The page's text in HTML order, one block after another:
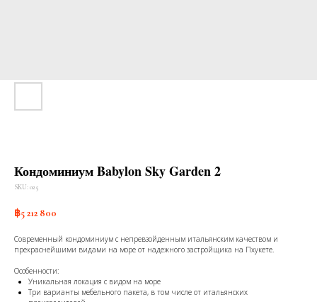
Кондоминиум Babylon Sky Garden 2
SKU:025
฿5 212 800
Современный кондоминиум с непревзойденным итальянским качеством и
прекраснейшими видами на море от надежного застройщика на Пхукете.
Особенности:
Уникальная локация с видом на море
Три варианты мебельного пакета, в том числе от итальянских